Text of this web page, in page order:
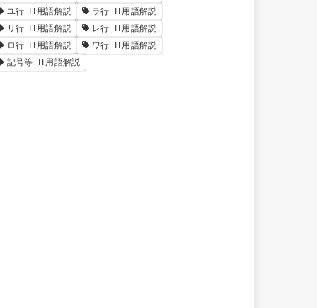
ユ行_IT用語解説
ラ行_IT用語解説
リ行_IT用語解説
レ行_IT用語解説
ロ行_IT用語解説
ワ行_IT用語解説
記号等_IT用語解説